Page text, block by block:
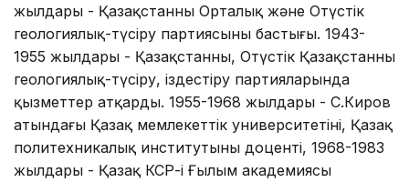
жылдары - Қазақстанның Орталық және Оңтүстік
геологиялық-түсіру партиясының бастығы. 1943-
1955 жылдары - Қазақстанның, Оңтүстік Қазақстанның
геологиялық-түсіру, іздестіру партияларында
қызметтер атқарды. 1955-1968 жылдары - С.Киров
атындағы Қазақ мемлекеттік университетінің, Қазақ
политехникалық институтының доценті, 1968-1983
жылдары - Қазақ КСР-і Ғылым академиясы